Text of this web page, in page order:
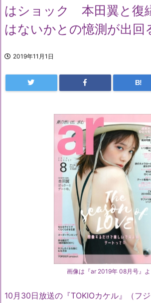
はショック 本田翼と復
はないかとの憶測が出回
2019年11月1日
B!
画像は『ar 2019年 08月号』よ
10月30日放送の『TOKIOカケル』（フ